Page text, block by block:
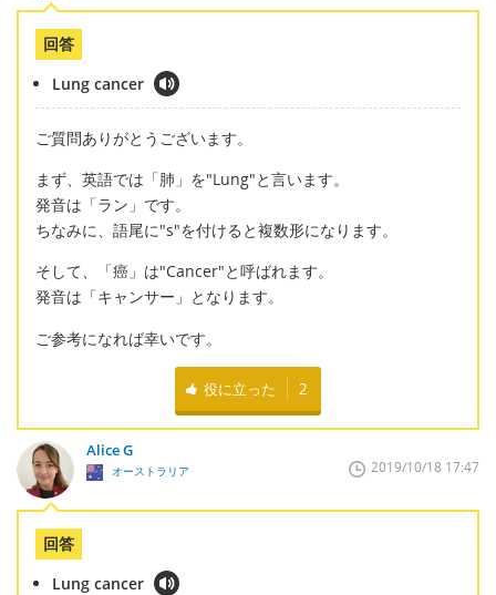
回答
Lung cancer
ご質問ありがとうございます。
まず、英語では「肺」を"Lung"と言います。
発音は「ラン」です。
ちなみに、語尾に"s"を付けると複数形になります。
そして、「癌」は"Cancer"と呼ばれます。
発音は「キャンサー」となります。
ご参考になれば幸いです。
役に立った 2
Alice G
オーストラリア 2019/10/18 17:47
回答
Lung cancer